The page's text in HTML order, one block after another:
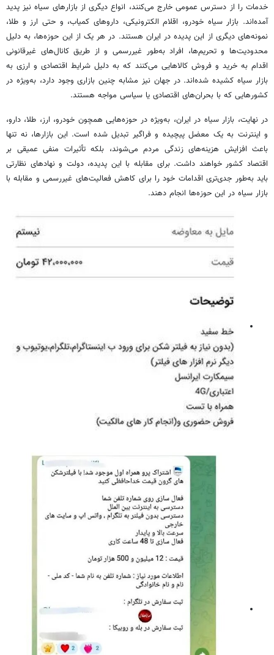
خدمات را از دسترس عمومی خارج می‌کنند، انواع دیگری از بازارهای سیاه نیز پدید
آمده‌اند. بازار سیاه خودرو، اقلام الکترونیکی، داروهای کمیاب، و حتی ارز و طلا،
نمونه‌های دیگری از این پدیده در ایران هستند. در هر یک از این حوزه‌ها، به دلیل
محدودیت‌ها و تحریم‌ها، افراد به‌طور غیررسمی و از طریق کانال‌های غیرقانونی
اقدام به خرید و فروش کالاهایی می‌کنند که به دلیل شرایط اقتصادی و ارزی به
بازار سیاه کشیده شده‌اند. در جهان نیز مشابه چنین بازاری وجود دارد، به‌ویژه در
کشورهایی که با بحران‌های اقتصادی یا سیاسی مواجه هستند.
در نهایت، بازار سیاه در ایران، به‌ویژه در حوزه‌هایی همچون خودرو، ارز، طلا، دارو،
و اینترنت به یک معضل پیچیده و فراگیر تبدیل شده است. این بازارها، نه تنها
باعث افزایش هزینه‌های زندگی مردم می‌شوند، بلکه تأثیرات منفی عمیقی بر
اقتصاد کشور خواهند داشت. برای مقابله با این پدیده، دولت و نهادهای نظارتی
باید به‌طور جدی‌تری اقدامات خود را برای کاهش فعالیت‌های غیررسمی و مقابله با
بازار سیاه در این حوزه‌ها انجام دهند.